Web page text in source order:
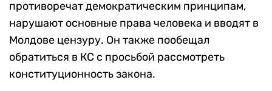
противоречат демократическим принципам,
нарушают основные права человека и вводят в
Молдове цензуру. Он также пообещал
обратиться в КС с просьбой рассмотреть
конституционность закона.